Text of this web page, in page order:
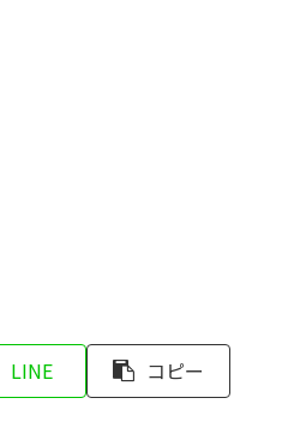
LINE コピー